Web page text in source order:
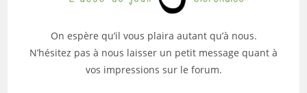
On espère qu’il vous plaira autant qu’à nous.
N’hésitez pas à nous laisser un petit message quant à
vos impressions sur le forum.